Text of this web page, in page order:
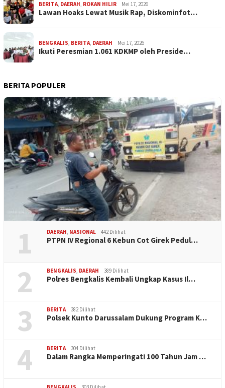
BERITA, DAERAH, ROKAN HILIR Mei 17, 2026
Lawan Hoaks Lewat Musik Rap, Diskominfot…
BENGKALIS, BERITA, DAERAH Mei 17, 2026
Ikuti Peresmian 1.061 KDKMP oleh Preside…
BERITA POPULER
1 DAERAH, NASIONAL 442 Dilihat
PTPN IV Regional 6 Kebun Cot Girek Pedul…
2 BENGKALIS, DAERAH 389 Dilihat
Polres Bengkalis Kembali Ungkap Kasus Il…
3 BERITA 382 Dilihat
Polsek Kunto Darussalam Dukung Program K…
4 BERITA 304 Dilihat
Dalam Rangka Memperingati 100 Tahun Jam …